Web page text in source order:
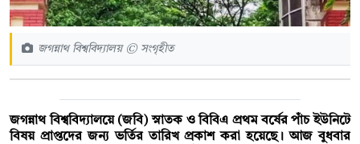
জগন্নাথ বিশ্ববিদ্যালয় © সংগৃহীত
জগন্নাথ বিশ্ববিদ্যালয়ে (জবি) স্নাতক ও বিবিএ প্রথম বর্ষের পাঁচ ইউনিটে
বিষয় প্রাপ্তদের জন্য ভর্তির তারিখ প্রকাশ করা হয়েছে। আজ বুধবার